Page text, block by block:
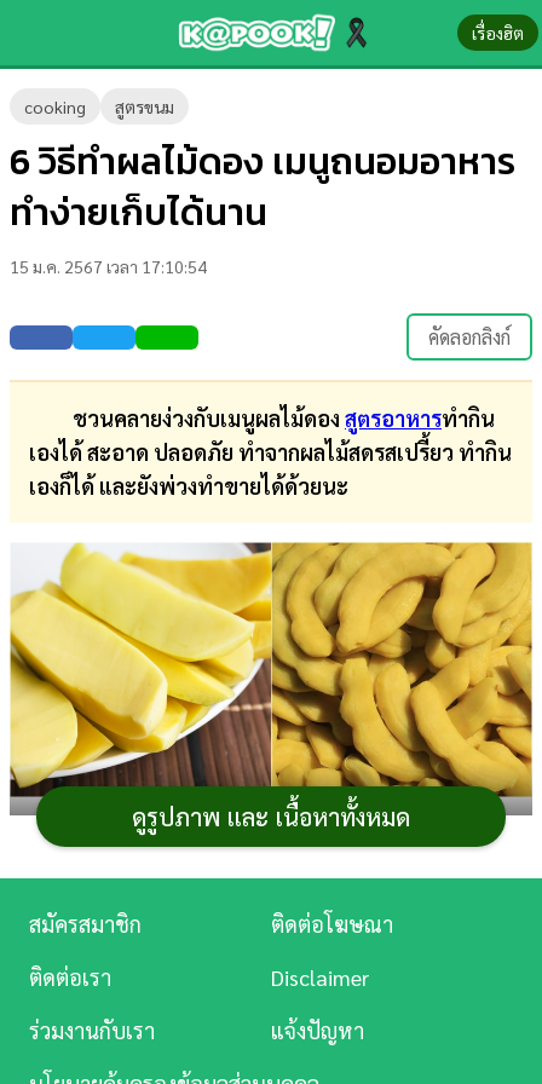
เรื่องฮิต
cooking สูตรขนม
6 วิธีทำผลไม้ดอง เมนูถนอมอาหาร
ทำง่ายเก็บได้นาน
15 ม.ค. 2567 เวลา 17:10:54
คัดลอกลิงก์
ชวนคลายง่วงกับเมนูผลไม้ดอง สูตรอาหารทำกิน
เองได้ สะอาด ปลอดภัย ทำจากผลไม้สดรสเปรี้ยว ทำกิน
เองก็ได้ และยังพ่วงทำขายได้ด้วยนะ
จากที่เคยทำ
บ่อยมาก ๆ จน
เอียน ลองเปลี่ยนมาทำผลไม้ดองกันเถอะ กระปุกดอทคอม
ขอนำเสนอวิธีทำผลไม้ดอง ได้แก่ มะม่วงดอง มะขามดอง
องุ่นดอง มะดันดอง มะกอกดอง และพุทราดอง ทำกินเอง
ก็ได้ หรือทำขายก็ดีนะคะ
ดูรูปภาพ และ เนื้อหาทั้งหมด
ข่าว-
ความ
รู้
บันเทิง
ตรวจ
หวย
ผล
บอล
สด
การ
เงิน
การ
ศึกษา
บันเทิง
ดู
Music
สมัครสมาชิก
ติดต่อโฆษณา
ติดต่อเรา
Disclaimer
ร่วมงานกับเรา
แจ้งปัญหา